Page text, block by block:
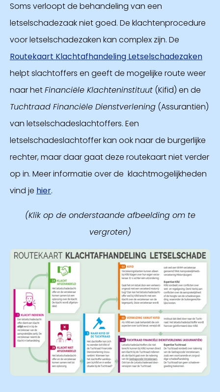
Soms verloopt de behandeling van een
letselschadezaak niet goed. De klachtenprocedure
voor letselschadezaken kan complex zijn. De
Routekaart Klachtafhandeling Letselschadezaken
helpt slachtoffers en geeft de mogelijke route weer
naar hetFinanciële Klachteninstituut (Kifid) en de
Tuchtraad Financiële Dienstverlening (Assurantiën)
van letselschadeslachtoffers. Een
letselschadeslachtoffer kan ook naar de burgerlijke
rechter, maar daar gaat deze routekaart niet verder
op in. Meer informatie over de klachtmogelijkheden
vind je hier.
(Klik op de onderstaande afbeelding om te
vergroten)